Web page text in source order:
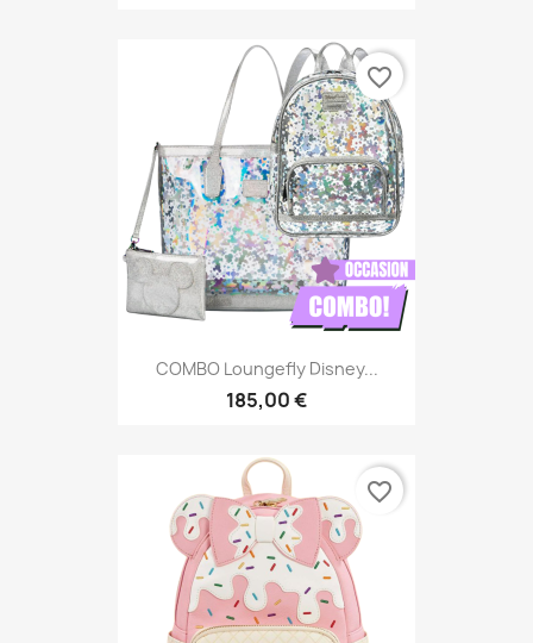
COMBO Loungefly Disney...
185,00 €
favorite_border
favorite_border